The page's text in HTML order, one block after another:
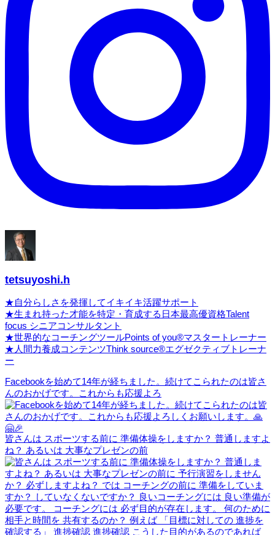
tetsuyoshi.h
★自分らしさを発揮してイキイキ活躍サポート
★生まれ持った才能を特定・育成する日本最高優資格Talent
focus シニアコンサルタント
★世界的なコーチングツールPoints of you®マスタートレーナー
★人間力養成コンテンツThink source®エグゼクティブトレーナ
ー
Facebookを始めて14年が経ちました。続けてこられたのは皆さ
んのおかげです。これからも応援よろ
皆さんは スポーツする前に 準備体操をしますか？ 普通しますよ
ね？ あるいは 大事なプレゼンの前